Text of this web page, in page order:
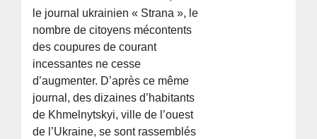
le journal ukrainien « Strana », le
nombre de citoyens mécontents
des coupures de courant
incessantes ne cesse
d’augmenter. D’après ce même
journal, des dizaines d’habitants
de Khmelnytskyi, ville de l’ouest
de l’Ukraine, se sont rassemblés